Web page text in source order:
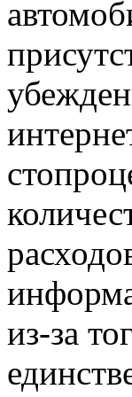
из-за